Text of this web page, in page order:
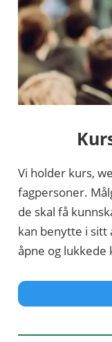
Vi holder kurs,
fagpersoner.
de skal få
kan benytte i sitt
åpne og lukkede